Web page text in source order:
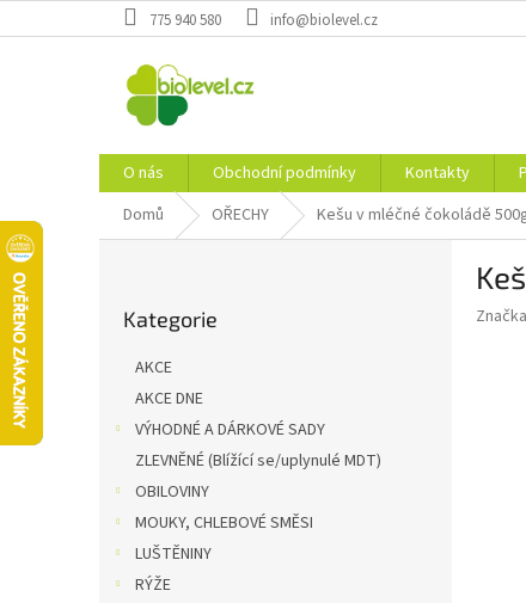
na
775 940 580 info@biolevel.cz
O nás Obchodní podmínky Kontakty
Domů
OŘECHY Kešu v mléčné čokoládě
kategorie
Kategorie
AKCE
AKCE DNE
VÝHODNÉ A DÁRKOVÉ SADY
ZLEVNĚNÉ (Blížící se/uplynulé MDT)
OBILOVINY
MOUKY, CHLEBOVÉ SMĚSI
LUŠTĚNINY
RÝŽE